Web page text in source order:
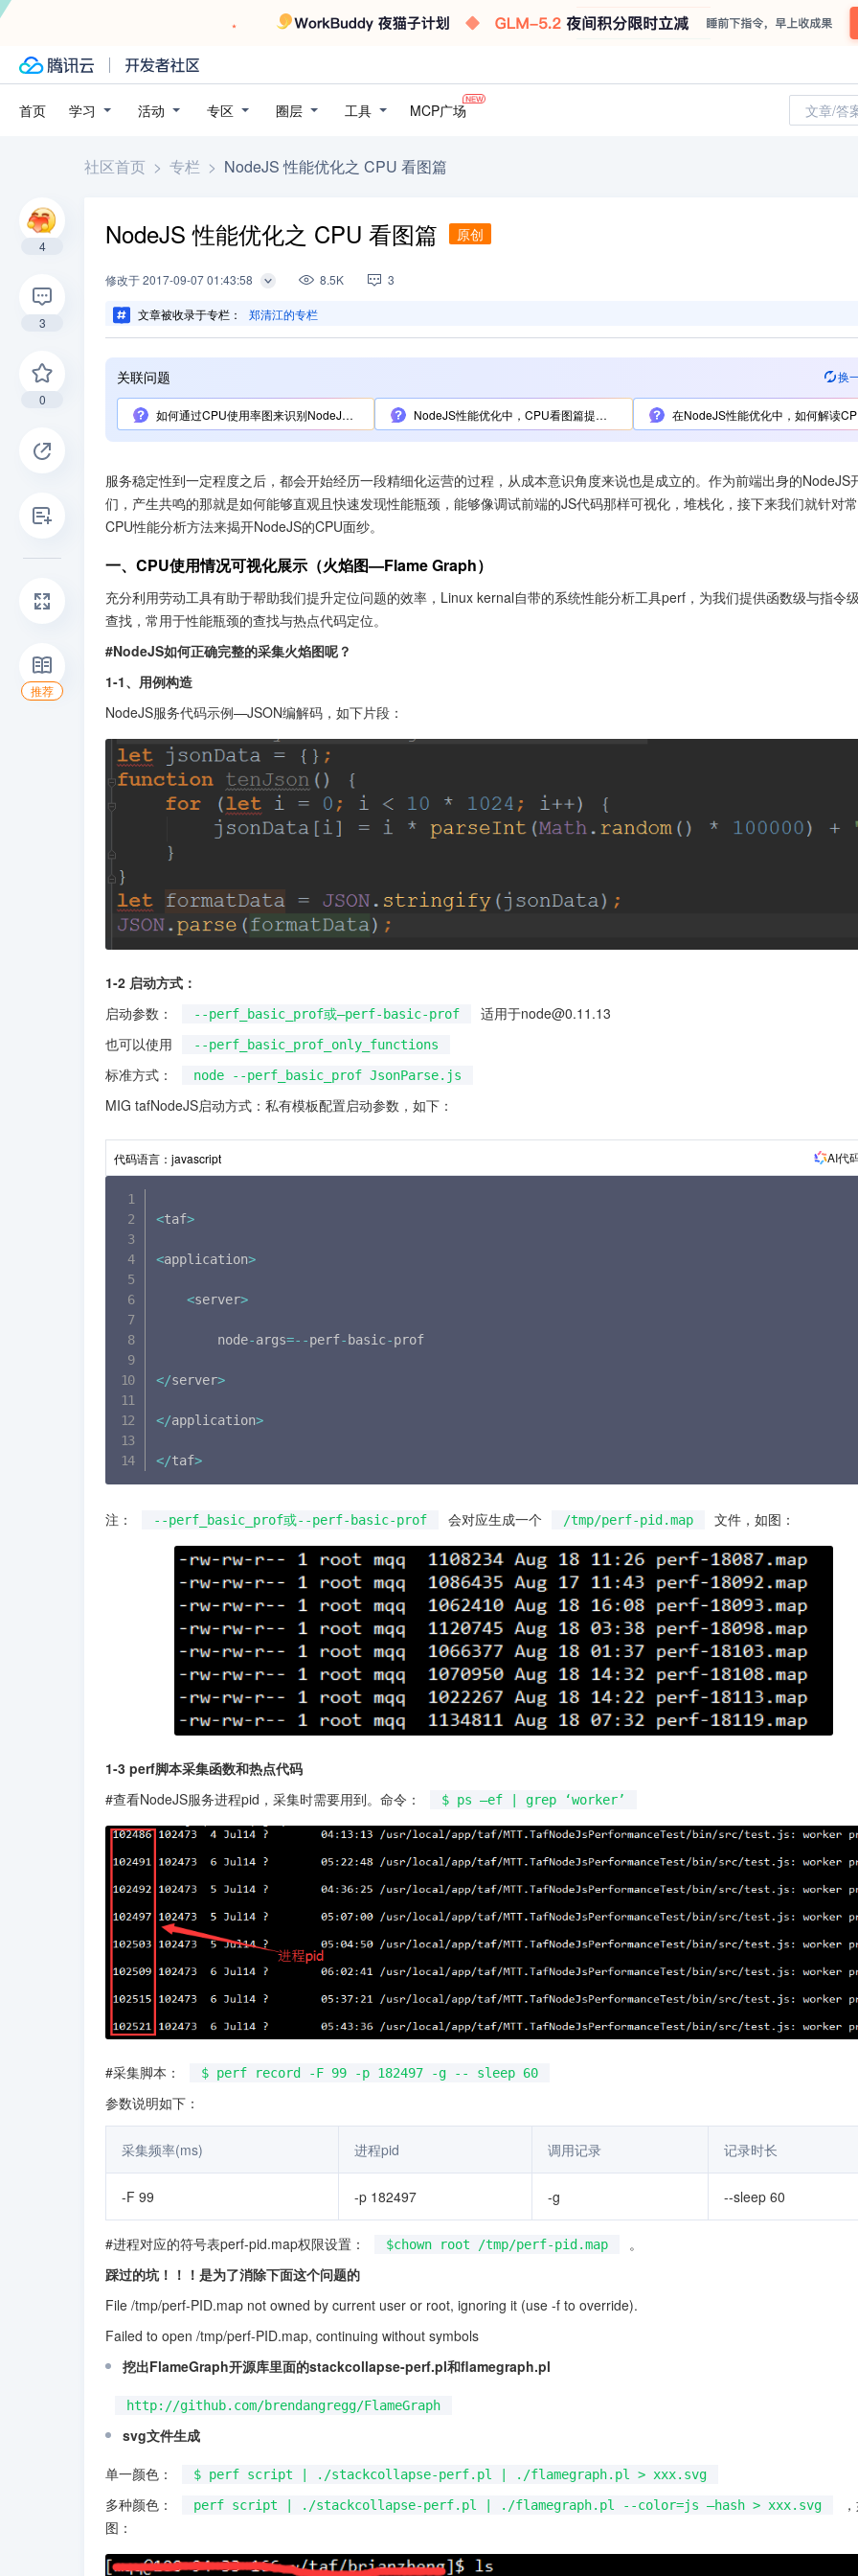
首页 学习 活动 专区 圈层 工具 MCP广场 文章/答
社区首页 > 专栏 > NodeJS 性能优化之 CPU 看图篇
NodeJS 性能优化之 CPU 看图篇 原创
修改于2017-09-07 01:43:58 8.5K 3
文章被收录于专栏： 郑清江的专栏
关联问题 换
如何通过CPU使用率图来识别NodeJS性能瓶颈？ NodeJS性能优化中，CPU看图篇提到的关键指标有哪些？ 在NodeJS性能优化中，如何解读CPU使用率图表？
服务稳定性到一定程度之后，都会开始经历一段精细化运营的过程，从成本意识角度来说也是成立的。作为前端出身的NodeJS
们，产生共鸣的那就是如何能够直观且快速发现性能瓶颈，能够像调试前端的JS代码那样可视化，堆栈化，接下来我们就针对
CPU性能分析方法来揭开NodeJS的CPU面纱。
一、CPU使用情况可视化展示（火焰图—Flame Graph）
充分利用劳动工具有助于帮助我们提升定位问题的效率，Linux kernal自带的系统性能分析工具perf，为我们提供函数级与指令
查找，常用于性能瓶颈的查找与热点代码定位。
#NodeJS如何正确完整的采集火焰图呢？
1-1、用例构造
NodeJS服务代码示例—JSON编解码，如下片段：
1-2 启动方式：
启动参数：
--perf_basic_prof或—perf-basic-prof
适用于node@0.11.13
也可以使用
--perf_basic_prof_only_functions
标准方式： node --perf_basic_prof JsonParse.js
MIG tafNodeJS启动方式：私有模板配置启动参数，如下：
代码语言： javascript AI代
<taf>
<application>
<server>
        node
-args=--perf- basic-prof
</server>
</application>
</taf>
注： --perf_basic_prof或--perf-basic-prof 会对应生成一个 /tmp/perf-pid.map 文件，如图：
1-3 perf脚本采集函数和热点代码
#查看NodeJS服务进程pid，采集时需要用到。命令：
$ ps –ef | grep ‘worker’
#采集脚本： $ perf record -F 99 -p 182497 -g -- sleep 60
参数说明如下：
采集频率(ms) 进程pid 调用记录 记录时长
-F 99 -p 182497 -g --sleep 60
#进程对应的符号表perf-pid.map权限设置： $chown root /tmp/perf-pid.map
。
踩过的坑！！！是为了消除下面这个问题的
File /tmp/perf-PID.map not owned by current user or root, ignoring it (use -f to override).
Failed to open /tmp/perf-PID.map, continuing without symbols
挖出FlameGraph开源库里面的stackcollapse-perf.pl和flamegraph.pl
http://github.com/brendangregg/FlameGraph
svg文件生成
单一颜色：
$ perf script | ./stackcollapse-perf.pl | ./flamegraph.pl > xxx.svg
多种颜色： perf script | ./stackcollapse-perf.pl | ./flamegraph.pl --color=js –hash > xxx.svg
图：
4
3
0
推荐